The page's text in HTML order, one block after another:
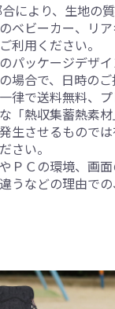
により、生地の
ベビーカー、リ
利用ください。
パッケージデザ
場合で、日時のご
律で送料無料、
「熱収集蓄熱素
生させるもので
さい。
ＰＣの環境、画
うなどの理由で